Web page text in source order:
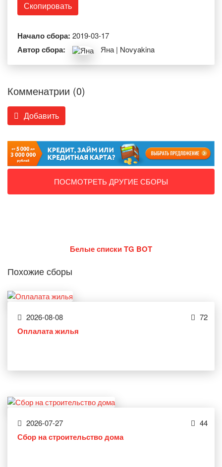
Скопировать
Начало сбора: 2019-03-17
Автор сбора: Яна | Novyakina
Комменатрии (0)
Добавить
ПОСМОТРЕТЬ ДРУГИЕ СБОРЫ
Белые списки TG BOT
Похожие сборы
2026-08-08 72
Оплалата жилья
2026-07-27 44
Сбор на строительство дома